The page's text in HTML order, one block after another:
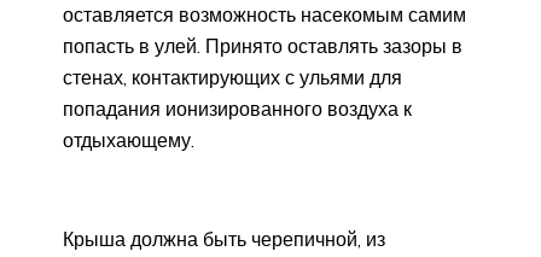
оставляется возможность насекомым самим
попасть в улей. Принято оставлять зазоры в
стенах, контактирующих с ульями для
попадания ионизированного воздуха к
отдыхающему.
Крыша должна быть черепичной, из